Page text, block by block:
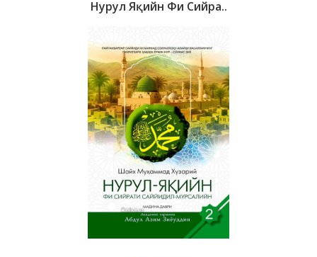
Нурул Яқийн Фи Сийра..